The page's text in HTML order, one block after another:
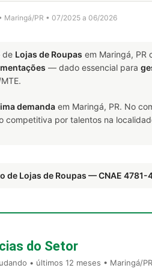
Maringá/PR • 07/2025 a 06/2026
de Lojas de Roupas em Maringá, PR
— dado essencial para
demanda em Maringá, PR. No
por talentos na
de Lojas de Roupas — CNAE 4781-
do Setor
• últimos 12 meses • Maringá/